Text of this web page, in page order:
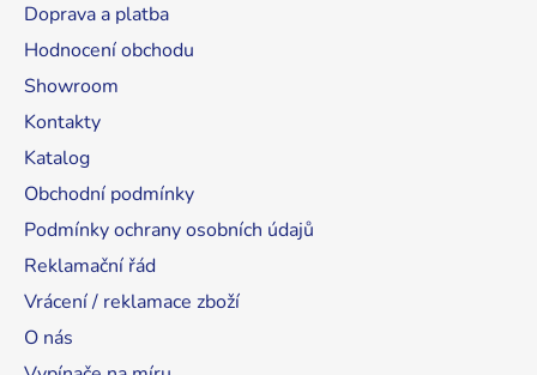
Doprava a platba
Hodnocení obchodu
Showroom
Kontakty
Katalog
Obchodní podmínky
Podmínky ochrany osobních údajů
Reklamační řád
Vrácení / reklamace zboží
O nás